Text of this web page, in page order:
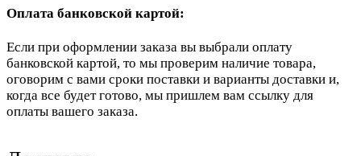
Оплата банковской картой:
Если при оформлении заказа вы выбрали оплату
банковской картой, то мы проверим наличие товара,
оговорим с вами сроки поставки и варианты доставки и,
когда все будет готово, мы пришлем вам ссылку для
оплаты вашего заказа.